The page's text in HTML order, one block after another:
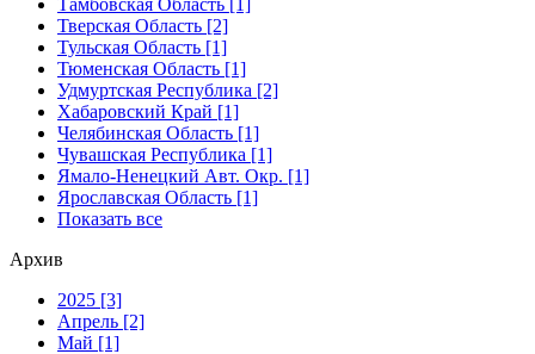
Тамбовская Область [1]
Тверская Область [2]
Тульская Область [1]
Тюменская Область [1]
Удмуртская Республика [2]
Хабаровский Край [1]
Челябинская Область [1]
Чувашская Республика [1]
Ямало-Ненецкий Авт. Окр. [1]
Ярославская Область [1]
Показать все
Архив
2025 [3]
Апрель [2]
Май [1]